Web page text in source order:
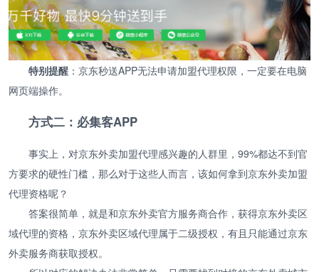
特别提醒 ：京东秒送APP无法申请加盟代理权限，一定要在电脑
网页端操作。
方式二：必集客APP
事实上，对京东外卖加盟代理感兴趣的人群里，99%都达不到官
方要求的硬性门槛，那么对于这些人而言，该如何拿到京东外卖加盟
代理资格呢？
答案很简单，就是和京东外卖官方服务商合作，获得京东外卖区
域代理的资格，京东外卖区域代理属于二级授权，有且只能通过京东
外卖服务商获取授权。